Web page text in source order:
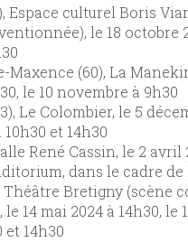
Espace culturel Boris
le 18 octobre
Maxence (60), La
le 10 novembre à 9h30
Le Colombier, le 5
et 14h30
René Cassin, le 2 avril
dans le cadre
Théâtre Bretigny (scène
14 mai 2024 à 14h30, le
et 14h30